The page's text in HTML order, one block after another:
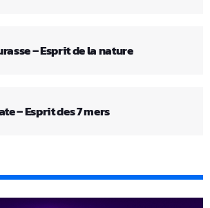
– Esprit de la nature
– Esprit des 7 mers